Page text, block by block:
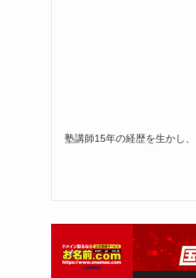
塾講師15年の経歴を生かし